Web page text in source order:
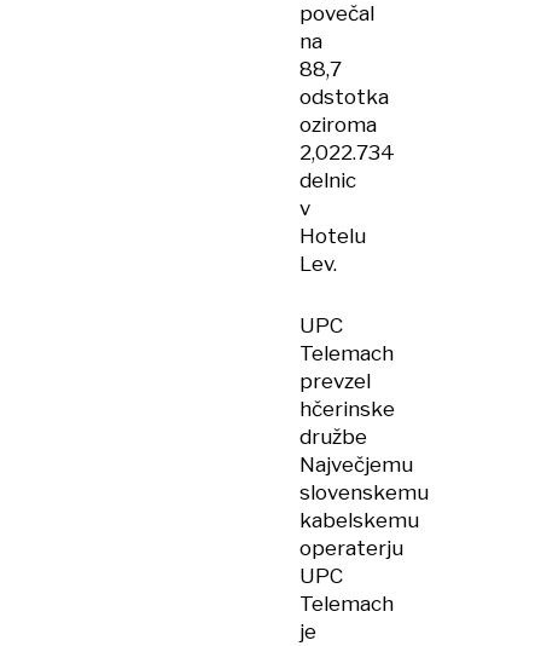
povečal
na
88,7
odstotka
oziroma
2,022.734
delnic
v
Hotelu
Lev.
UPC
Telemach
prevzel
hčerinske
družbe
Največjemu
slovenskemu
kabelskemu
operaterju
UPC
Telemach
je